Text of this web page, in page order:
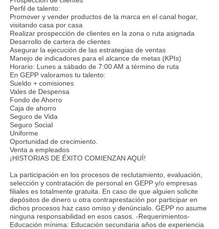
Perfil de talento:
Promover y vender productos de la marca en el canal hogar,
visitando casa por casa
Realizar prospección de clientes en la zona o ruta asignada
Desarrollo de cartera de clientes
Asegurar la ejecución de las estrategias de ventas
Manejo de indicadores para el alcance de metas (KPIs)
Horario: Lunes a sábado de 7:00 AM a término de ruta
En GEPP valoramos tu talento:
Sueldo + comisiones
Vales de Despensa
Fondo de Ahorro
Caja de ahorro
Seguro de Vida
Seguro Social
Uniforme
Oportunidad de crecimiento.
Venta a empleados
¡HISTORIAS DE ÉXITO COMIENZAN AQUÍ!
La participación en los procesos de reclutamiento, evaluación,
selección y contratación de personal en GEPP y/o empresas
filiales es totalmente gratuita. En caso de que alguien solicite
depósitos de dinero u otra contraprestación por participar en
dichos procesos haz caso omiso y denúncialo. GEPP no asume
ninguna responsabilidad en esos casos. -Requerimientos-
Educación mínima: Educación secundaria años de experiencia